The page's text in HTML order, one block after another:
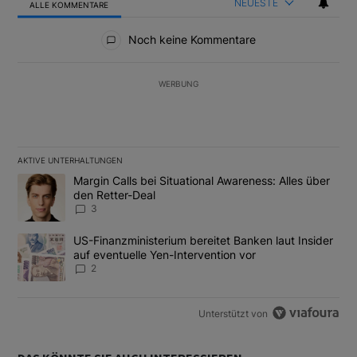
ALLE KOMMENTARE NEUESTE
Noch keine Kommentare
WERBUNG
AKTIVE UNTERHALTUNGEN
Das Folgende ist eine Liste der am meisten kommentierten
Ein Trendartikel mit dem Titel "Margin Calls bei Situational
Margin Calls bei Situational Awareness: Alles über
den Retter-Deal
3
Ein Trendartikel mit dem Titel "US-Finanzministerium bereitet
US-Finanzministerium bereitet Banken laut Insider
auf eventuelle Yen-Intervention vor
2
Unterstützt von